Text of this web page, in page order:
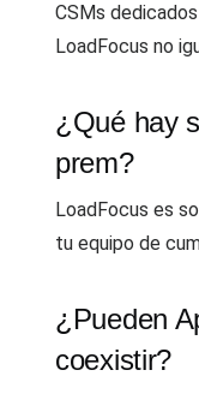
CSMs
LoadFocus no
¿Qué hay
prem?
LoadFocus es
tu equipo de
¿Pueden
coexistir?